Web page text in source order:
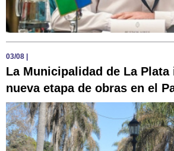
03/08
La Municipalidad de La Plata
nueva etapa de obras en el